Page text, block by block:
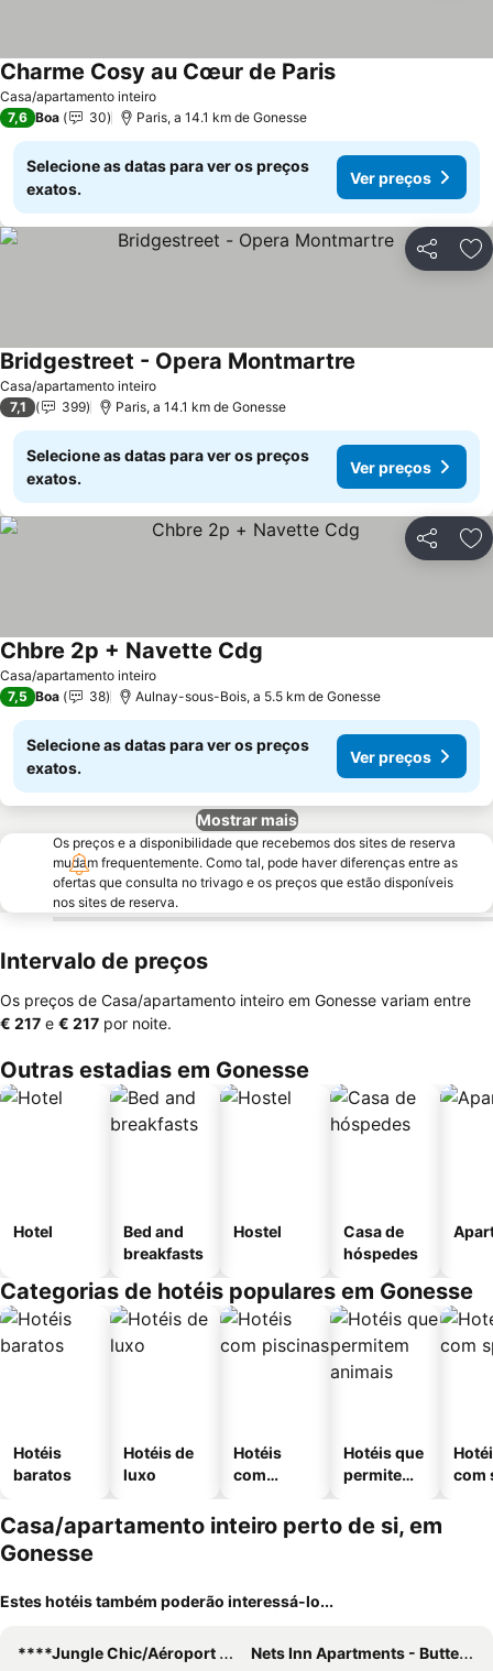
Casa/apartamento inteiro
Charme Cosy au Cœur de Paris
7,6 Boa 30 Paris, a 14.1 km de Gonesse
Selecione as datas para ver os preços
exatos.
Ver preços
Partilhar
Casa/apartamento inteiro
Bridgestreet - Opera Montmartre
7,1 399 Paris, a 14.1 km de Gonesse
Selecione as datas para ver os preços
exatos.
Ver preços
Partilhar
Casa/apartamento inteiro
Chbre 2p + Navette Cdg
7,5 Boa 38 Aulnay-sous-Bois, a 5.5 km de Gonesse
Selecione as datas para ver os preços
exatos.
Ver preços
Mostrar mais
Os preços e a disponibilidade que recebemos dos sites de reserva
mudam frequentemente. Como tal, pode haver diferenças entre as
ofertas que consulta no trivago e os preços que estão disponíveis
nos sites de reserva.
Intervalo de preços
Os preços de Casa/apartamento inteiro em Gonesse variam entre
‎€ 217 e ‎€ 217 por noite.
Outras estadias em Gonesse
Hotel
Bed and
breakfasts
Hostel
Casa de
hóspedes
Categorias de hotéis populares em Gonesse
Hotéis
baratos
Hotéis de
luxo
Hotéis
com
Hotéis que
permitem
com
Casa/apartamento inteiro perto de si, em
Gonesse
Estes hotéis também poderão interessá-lo...
****Jungle Chic/Aéroport CDG Paris/Parc Asterix/Parc des Expositions/Paris****
Nets Inn Apartments - Buttes Chaumont D